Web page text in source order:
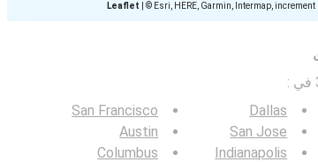
Leaflet © Esri, HERE, Garmin, Intermap, increment
:
Dallas
San Jose
Indianapolis
San Francisco
Austin
Columbus